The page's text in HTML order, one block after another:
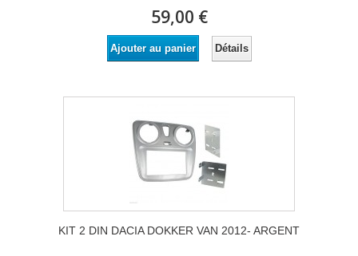
59,00 €
Ajouter au panier Détails
KIT 2 DIN DACIA DOKKER VAN 2012- ARGENT